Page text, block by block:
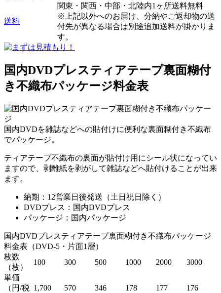
送料
関東・関西・中部・北陸内1ヶ所送料無料
※上記以外へのお届け、分納やご返却物の送
付先が異なる場合は別途追加送料が掛かりま
す。
国内DVDプレスティアテープ裏面糊付
き不織布パッケージ料金表
国内DVDを雑誌などへの貼付けに便利な裏面糊付き不織布
でパッケージ。
ティアテープ不織布の裏面が貼付け用にシール状になってい
ますので、剥離紙を剥がして雑誌などへ貼付けることが出来
ます。
納期：12営業日後発送（土日祝日除く）
DVDプレス：国内DVDプレス
パッケージ：国内パッケージ
国内DVDプレスティアテープ裏面糊付き不織布パッケージ
料金表（DVD-5・片面1層）
枚数
（枚）
100 300 500 1000 2000
3000
単価
（円/税 1,700 570 346 178 177 176